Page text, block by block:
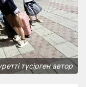
түсірген автор